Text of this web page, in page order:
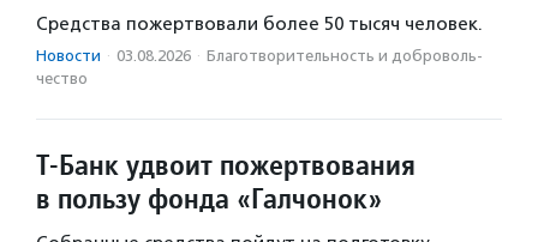
Средства пожертвовали более 50 тысяч человек.
Новости · 03.08.2026 · Благотвори­тель­ность и доброволь­
чест­во
Т-Банк удвоит пожертвования
в пользу фонда «Галчонок»